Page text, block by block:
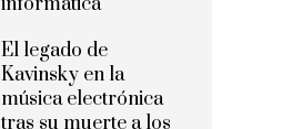
El legado de
Kavinsky en la
música electrónica
tras su muerte a los